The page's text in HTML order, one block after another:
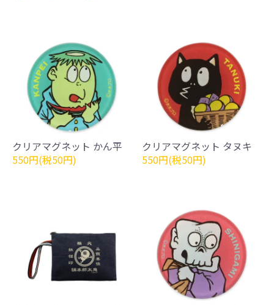
クリアマグネット かん平
550円(税50円)
クリアマグネット タヌキ
550円(税50円)